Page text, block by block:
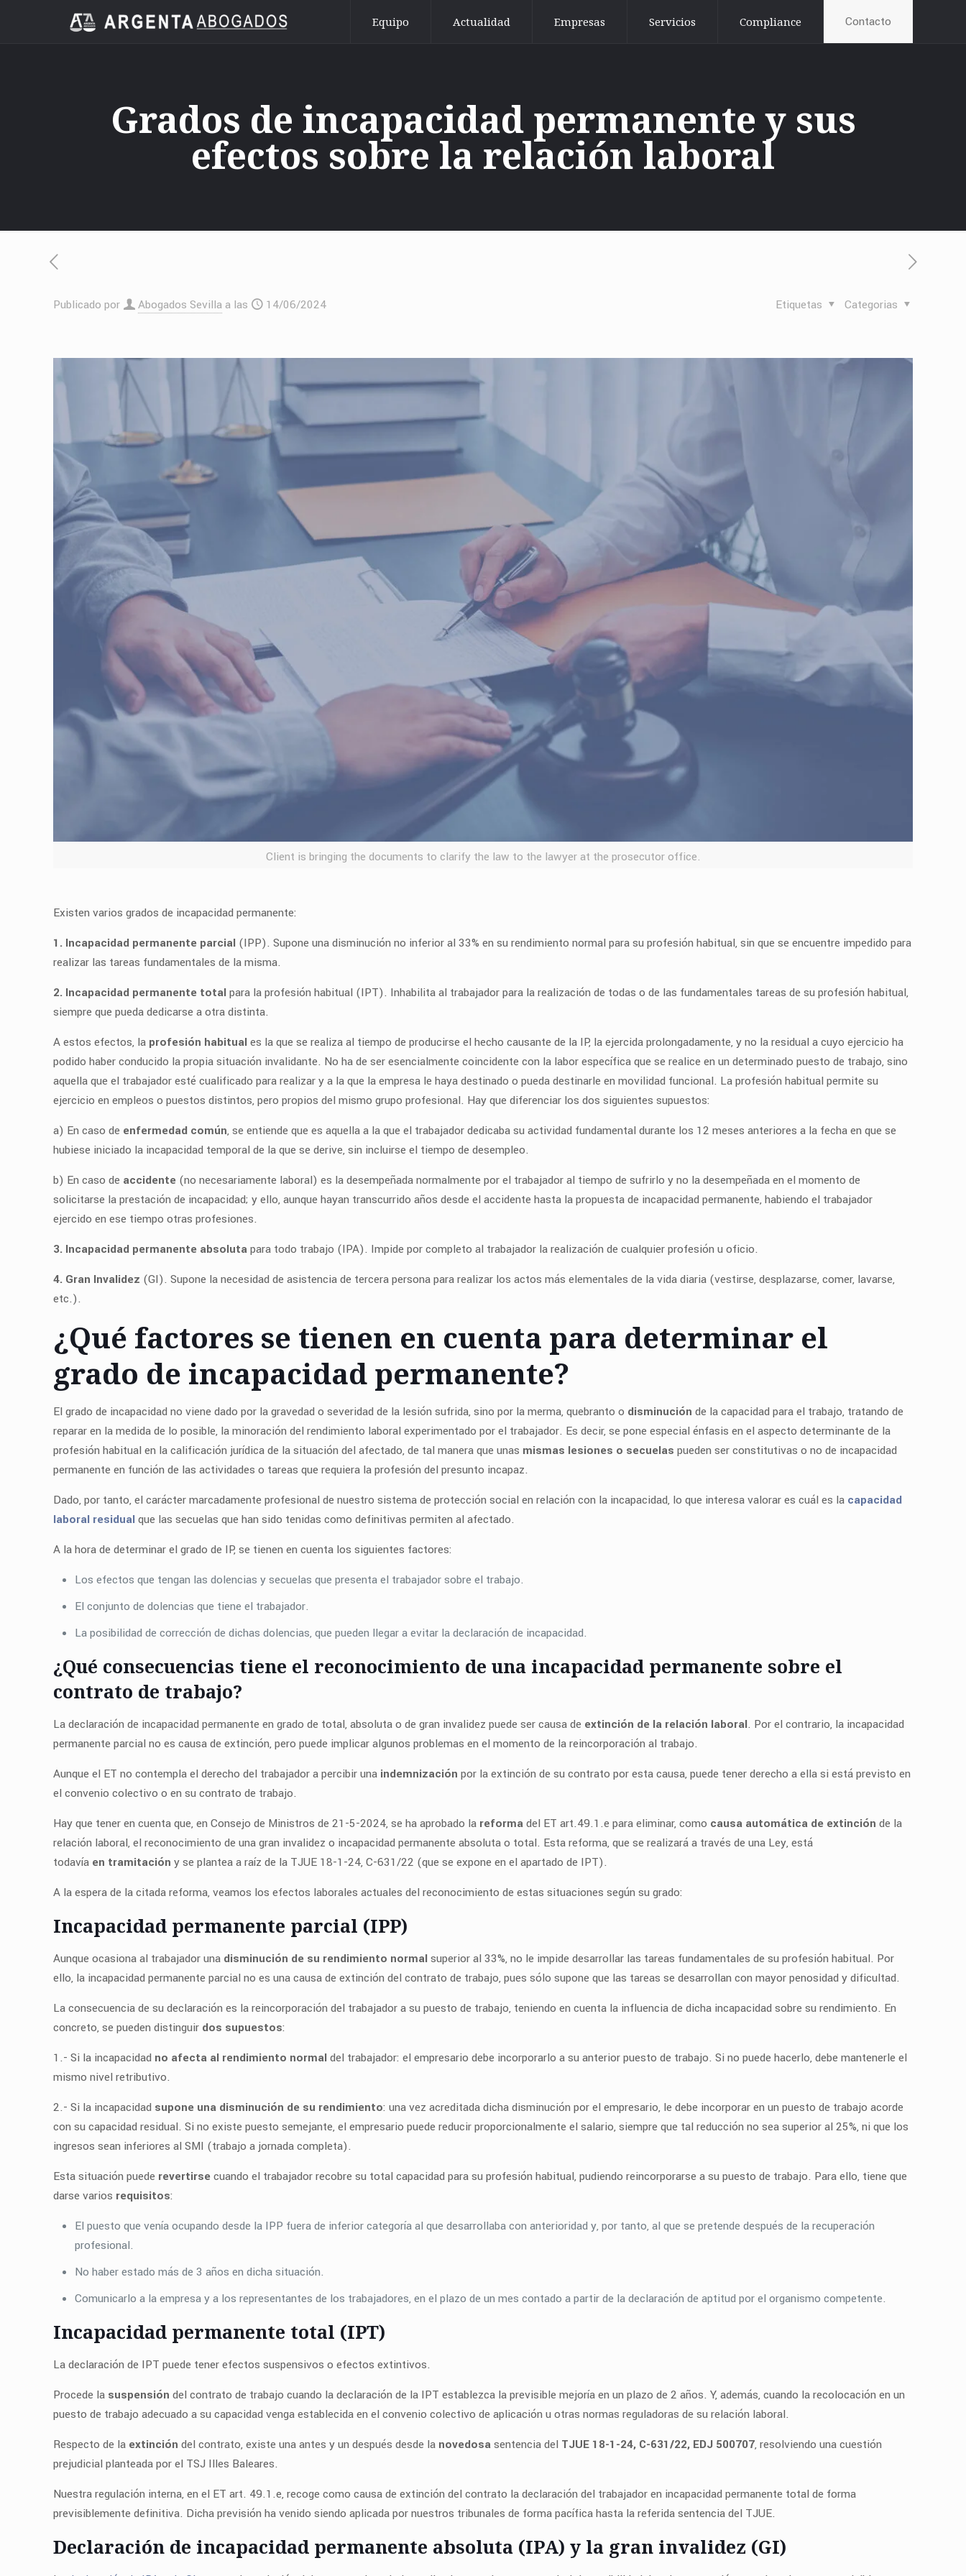
Equipo Actualidad Empresas Servicios Compliance Contacto
Grados de incapacidad permanente y sus
efectos sobre la relación laboral
Publicado por Abogados Sevilla a las 14/06/2024 Categorias
Etiquetas
Client is bringing the documents to clarify the law to the lawyer at the prosecutor office.
Existen varios grados de incapacidad permanente:
1. Incapacidad permanente parcial (IPP). Supone una disminución no inferior al 33% en su rendimiento normal para su profesión habitual, sin que se encuentre impedido para
realizar las tareas fundamentales de la misma.
2. Incapacidad permanente totalpara la profesión habitual (IPT). Inhabilita al trabajador para la realización de todas o de las fundamentales tareas de su profesión habitual,
siempre que pueda dedicarse a otra distinta.
A estos efectos, la profesión habituales la que se realiza al tiempo de producirse el hecho causante de la IP, la ejercida prolongadamente, y no la residual a cuyo ejercicio ha
podido haber conducido la propia situación invalidante. No ha de ser esencialmente coincidente con la labor específica que se realice en un determinado puesto de trabajo, sino
aquella que el trabajador esté cualificado para realizar y a la que la empresa le haya destinado o pueda destinarle en movilidad funcional. La profesión habitual permite su
ejercicio en empleos o puestos distintos, pero propios del mismo grupo profesional. Hay que diferenciar los dos siguientes supuestos:
a) En caso de enfermedad común, se entiende que es aquella a la que el trabajador dedicaba su actividad fundamental durante los 12 meses anteriores a la fecha en que se
hubiese iniciado la incapacidad temporal de la que se derive, sin incluirse el tiempo de desempleo.
b) En caso de accidente (no necesariamente laboral) es la desempeñada normalmente por el trabajador al tiempo de sufrirlo y no la desempeñada en el momento de
solicitarse la prestación de incapacidad; y ello, aunque hayan transcurrido años desde el accidente hasta la propuesta de incapacidad permanente, habiendo el trabajador
ejercido en ese tiempo otras profesiones.
3. Incapacidad permanente absolutapara todo trabajo (IPA). Impide por completo al trabajador la realización de cualquier profesión u oficio.
4. Gran Invalidez (GI). Supone la necesidad de asistencia de tercera persona para realizar los actos más elementales de la vida diaria (vestirse, desplazarse, comer, lavarse,
etc.).
¿Qué factores se tienen en cuenta para determinar el
grado de incapacidad permanente?
El grado de incapacidad no viene dado por la gravedad o severidad de la lesión sufrida, sino por la merma, quebranto o disminución de la capacidad para el trabajo, tratando de
reparar en la medida de lo posible, la minoración del rendimiento laboral experimentado por el trabajador. Es decir, se pone especial énfasis en el aspecto determinante de la
profesión habitual en la calificación jurídica de la situación del afectado, de tal manera que unas mismas lesiones o secuelas pueden ser constitutivas o no de incapacidad
permanente en función de las actividades o tareas que requiera la profesión del presunto incapaz.
Dado, por tanto, el carácter marcadamente profesional de nuestro sistema de protección social en relación con la incapacidad, lo que interesa valorar es cuál es la capacidad
laboral residualque las secuelas que han sido tenidas como definitivas permiten al afectado.
A la hora de determinar el grado de IP, se tienen en cuenta los siguientes factores:
Los efectos que tengan las dolencias y secuelas que presenta el trabajador sobre el trabajo.
El conjunto de dolencias que tiene el trabajador.
La posibilidad de corrección de dichas dolencias, que pueden llegar a evitar la declaración de incapacidad.
¿Qué consecuencias tiene el reconocimiento de una incapacidad permanente sobre el
contrato de trabajo?
La declaración de incapacidad permanente en grado de total, absoluta o de gran invalidez puede ser causa de extinción de la relación laboral. Por el contrario, la incapacidad
permanente parcial no es causa de extinción, pero puede implicar algunos problemas en el momento de la reincorporación al trabajo.
Aunque el ET no contempla el derecho del trabajador a percibir una indemnización por la extinción de su contrato por esta causa, puede tener derecho a ella si está previsto en
el convenio colectivo o en su contrato de trabajo.
Hay que tener en cuenta que, en Consejo de Ministros de 21-5-2024, se ha aprobado la reformadel ET art.49.1.e para eliminar, como causa automática de extinción de la
relación laboral, el reconocimiento de una gran invalidez o incapacidad permanente absoluta o total. Esta reforma, que se realizará a través de una Ley, está
todavía en tramitación y se plantea a raíz de la TJUE 18-1-24, C-631/22 (que se expone en el apartado de IPT).
A la espera de la citada reforma, veamos los efectos laborales actuales del reconocimiento de estas situaciones según su grado:
Incapacidad permanente parcial (IPP)
Aunque ocasiona al trabajador una disminución de su rendimiento normalsuperior al 33%, no le impide desarrollar las tareas fundamentales de su profesión habitual. Por
ello, la incapacidad permanente parcial no es una causa de extinción del contrato de trabajo, pues sólo supone que las tareas se desarrollan con mayor penosidad y dificultad.
La consecuencia de su declaración es la reincorporación del trabajador a su puesto de trabajo, teniendo en cuenta la influencia de dicha incapacidad sobre su rendimiento. En
concreto, se pueden distinguir dos supuestos:
1.- Si la incapacidad no afecta al rendimiento normaldel trabajador: el empresario debe incorporarlo a su anterior puesto de trabajo. Si no puede hacerlo, debe mantenerle el
mismo nivel retributivo.
2.- Si la incapacidad supone una disminución de su rendimiento: una vez acreditada dicha disminución por el empresario, le debe incorporar en un puesto de trabajo acorde
con su capacidad residual. Si no existe puesto semejante, el empresario puede reducir proporcionalmente el salario, siempre que tal reducción no sea superior al 25%, ni que los
ingresos sean inferiores al SMI (trabajo a jornada completa).
Esta situación puede revertirsecuando el trabajador recobre su total capacidad para su profesión habitual, pudiendo reincorporarse a su puesto de trabajo. Para ello, tiene que
darse varios requisitos:
El puesto que venía ocupando desde la IPP fuera de inferior categoría al que desarrollaba con anterioridad y, por tanto, al que se pretende después de la recuperación
profesional.
No haber estado más de 3 años en dicha situación.
Comunicarlo a la empresa y a los representantes de los trabajadores, en el plazo de un mes contado a partir de la declaración de aptitud por el organismo competente.
Incapacidad permanente total (IPT)
La declaración de IPT puede tener efectos suspensivos o efectos extintivos.
Procede la suspensión del contrato de trabajo cuando la declaración de la IPT establezca la previsible mejoría en un plazo de 2 años. Y, además, cuando la recolocación en un
puesto de trabajo adecuado a su capacidad venga establecida en el convenio colectivo de aplicación u otras normas reguladoras de su relación laboral.
Respecto de la extincióndel contrato, existe una antes y un después desde la novedosasentencia del TJUE 18-1-24, C-631/22, EDJ 500707, resolviendo una cuestión
prejudicial planteada por el TSJ Illes Baleares.
Nuestra regulación interna, en el ET art. 49.1.e, recoge como causa de extinción del contrato la declaración del trabajador en incapacidad permanente total de forma
previsiblemente definitiva. Dicha previsión ha venido siendo aplicada por nuestros tribunales de forma pacífica hasta la referida sentencia del TJUE.
Declaración de incapacidad permanente absoluta (IPA) y la gran invalidez (GI)